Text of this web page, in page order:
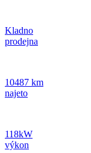
Kladno
prodejna
10487 km
najeto
118kW
výkon